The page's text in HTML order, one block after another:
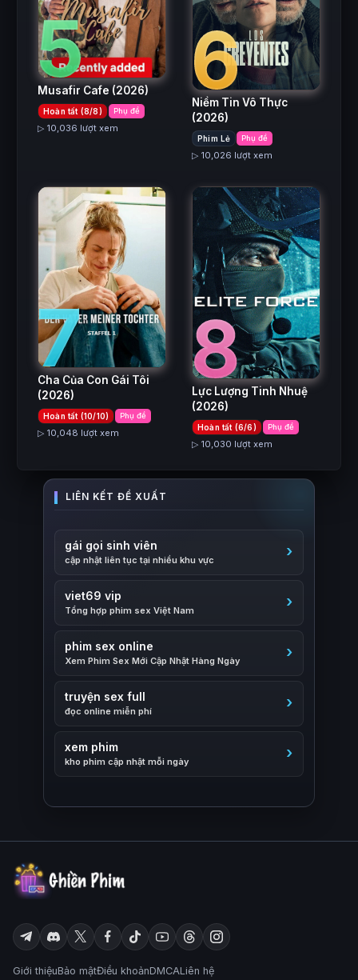
5
Musafir Cafe (2026)
Hoàn tất (8/8) Phụ đề
▷ 10,036 lượt xem
6
Niềm Tin Vô Thực
(2026)
Phim Lẻ Phụ đề
▷ 10,026 lượt xem
7
Cha Của Con Gái Tôi
(2026)
Hoàn tất (10/10) Phụ đề
▷ 10,048 lượt xem
8
Lực Lượng Tinh Nhuệ
(2026)
Hoàn tất (6/6) Phụ đề
▷ 10,030 lượt xem
gái gọi sinh viên
cập nhật liên tục tại nhiều khu vực
viet69 vip
Tổng hợp phim sex Việt Nam
phim sex online
Xem Phim Sex Mới Cập Nhật Hàng Ngày
truyện sex full
đọc online miễn phí
xem phim
kho phim cập nhật mỗi ngày
Giới thiệuBảo mậtĐiều khoảnDMCALiên hệ